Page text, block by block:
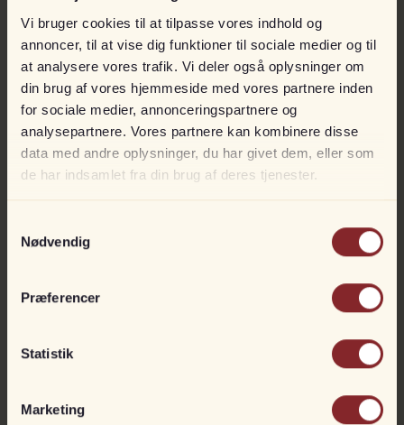
Vi bruger cookies til at tilpasse vores indhold og
annoncer, til at vise dig funktioner til sociale medier og til
at analysere vores trafik. Vi deler også oplysninger om
din brug af vores hjemmeside med vores partnere inden
for sociale medier, annonceringspartnere og
analysepartnere. Vores partnere kan kombinere disse
data med andre oplysninger, du har givet dem, eller som
de har indsamlet fra din brug af deres tjenester.
Nødvendig
Præferencer
Statistik
Marketing
På vej ind